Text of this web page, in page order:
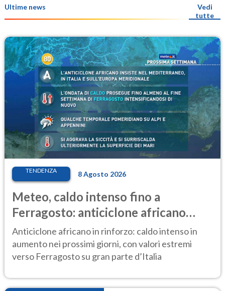
Ultime news
Vedi
tutte
TENDENZA 8 Agosto 2026
Meteo, caldo intenso fino a
Ferragosto: anticiclone africano
ancora protagonista
Anticiclone africano in rinforzo: caldo intenso in
aumento nei prossimi giorni, con valori estremi
verso Ferragosto su gran parte d’Italia